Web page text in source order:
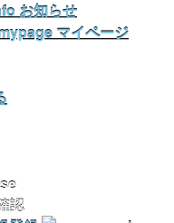
お知らせ
マイページ
認